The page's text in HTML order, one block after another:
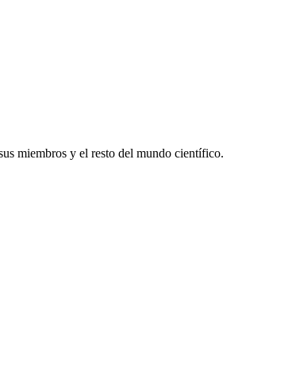
miembros y el resto del mundo científico.